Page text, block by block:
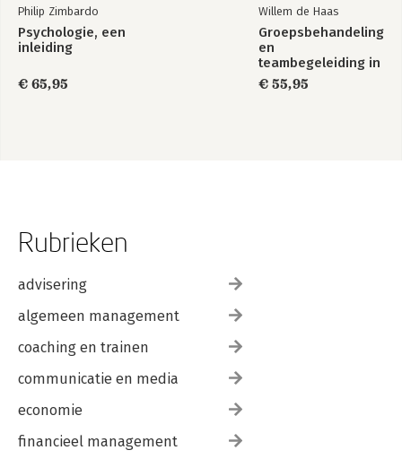
Philip Zimbardo
Psychologie, een
inleiding
€ 65,95
Willem de Haas
Groepsbehandeling
en
teambegeleiding in
de zorg
€ 55,95
Rubrieken
advisering
algemeen management
coaching en trainen
communicatie en media
economie
financieel management